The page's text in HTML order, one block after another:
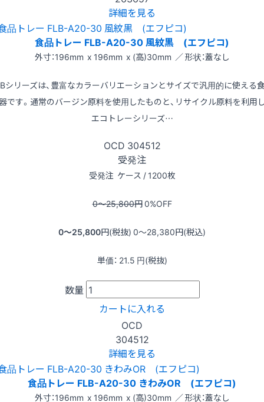
詳細を見る
食品トレー FLB-A20-30 風紋黒 (エフピコ)
外寸：196mm x 196mm x (高)30mm ／ 形状：蓋なし
シリーズは、豊富なカラーバリエーションとサイズで汎用的に使える
です。通常のバージン原料を使用したものと、リサイクル原料を利用
エコトレーシリーズ…
OCD 304512
受発注
受発注 ケース / 1200枚
0〜25,800円0%OFF
0〜25,800円(税抜) 0〜28,380円(税込)
単価： 21.5 円(税抜)
数量
カートに入れる
OCD
304512
詳細を見る
食品トレー FLB-A20-30 きわみOR (エフピコ)
外寸：196mm x 196mm x (高)30mm ／ 形状：蓋なし